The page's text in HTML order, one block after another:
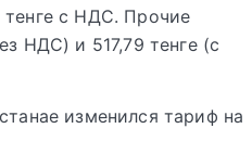
тенге с НДС. Прочие
НДС) и 517,79 тенге (с
изменился тариф на